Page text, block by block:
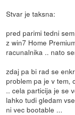
Stvar je taksna:
pred parimi tedni
z win7 Home
racunalnika .. nato
zdaj pa bi rad se
problem pa je v tem,
.. cela particija je se
lahko tudi gledam
ni vec bootable ...